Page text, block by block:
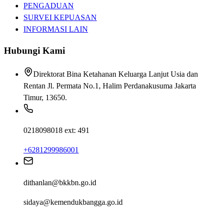
PENGADUAN
SURVEI KEPUASAN
INFORMASI LAIN
Hubungi Kami
Direktorat Bina Ketahanan Keluarga Lanjut Usia dan
Rentan Jl. Permata No.1, Halim Perdanakusuma Jakarta
Timur, 13650.
0218098018 ext: 491
+6281299986001
dithanlan@bkkbn.go.id
sidaya@kemendukbangga.go.id